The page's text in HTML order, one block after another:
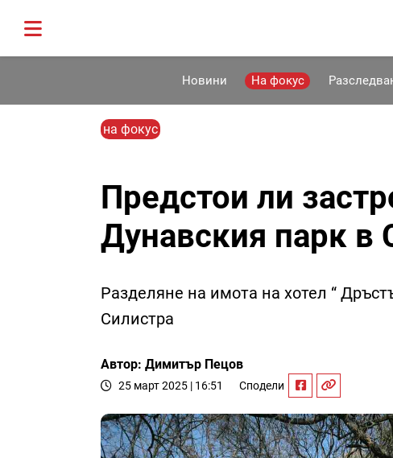
Новини На фокус
на фокус
Предстои ли
Дунавския парк в
Разделяне на имота на хотел “
Силистра
Автор: Димитър Пецов
25 март 2025 | 16:51 Сподели